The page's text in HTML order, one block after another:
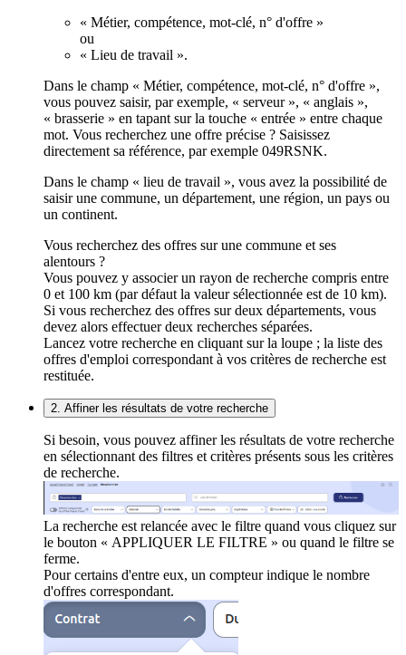
« Métier, compétence, mot-clé, n° d'offre »
ou
« Lieu de travail ».
Dans le champ « Métier, compétence, mot-clé, n° d'offre »,
vous pouvez saisir, par exemple, « serveur », « anglais »,
« brasserie » en tapant sur la touche « entrée » entre chaque
mot. Vous recherchez une offre précise ? Saisissez
directement sa référence, par exemple 049RSNK.
Dans le champ « lieu de travail », vous avez la possibilité de
saisir une commune, un département, une région, un pays ou
un continent.
Vous recherchez des offres sur une commune et ses
alentours ?
Vous pouvez y associer un rayon de recherche compris entre
0 et 100 km (par défaut la valeur sélectionnée est de 10 km).
Si vous recherchez des offres sur deux départements, vous
devez alors effectuer deux recherches séparées.
Lancez votre recherche en cliquant sur la loupe ; la liste des
offres d'emploi correspondant à vos critères de recherche est
restituée.
2. Affiner les résultats de votre recherche
Si besoin, vous pouvez affiner les résultats de votre recherche
en sélectionnant des filtres et critères présents sous les critères
de recherche.
La recherche est relancée avec le filtre quand vous cliquez sur
le bouton « APPLIQUER LE FILTRE » ou quand le filtre se
ferme.
Pour certains d'entre eux, un compteur indique le nombre
d'offres correspondant.